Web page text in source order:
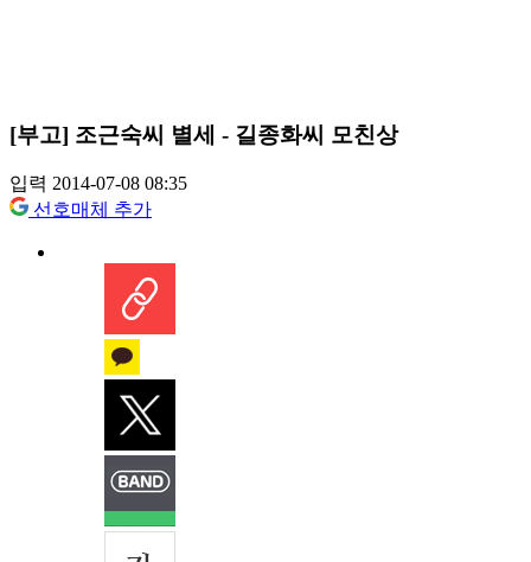
[부고] 조근숙씨 별세 - 길종화씨 모친상
입력 2014-07-08 08:35
선호매체 추가